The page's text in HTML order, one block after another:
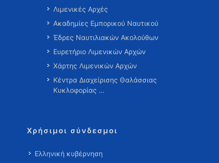
Λιμενικές Αρχές
Ακαδημίες Εμπορικού Ναυτικού
Έδρες Ναυτιλιακών Ακολούθων
Ευρετήριο Λιμενικών Αρχών
Χάρτης Λιμενικών Αρχών
Κέντρα Διαχείρισης Θαλάσσιας
Κυκλοφορίας …
Χρήσιμοι σύνδεσμοι
Ελληνική κυβέρνηση